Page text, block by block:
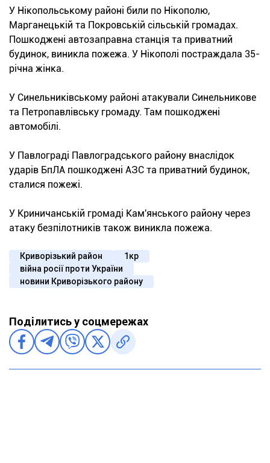
У Нікопольському районі били по Нікополю,
Марганецькій та Покровській сільській громадах.
Пошкоджені автозаправна станція та приватний
будинок, виникла пожежа. У Нікополі постраждала 35-
річна жінка.
У Синельниківському районі атакували Синельникове
та Петропавлівську громаду. Там пошкоджені
автомобілі.
У Павлограді Павлоградського району внаслідок
ударів БпЛА пошкоджені АЗС та приватний будинок,
сталися пожежі.
У Криничанській громаді Кам'янського району через
атаку безпілотників також виникла пожежа.
Криворізький район
1кр
війна росії проти України
новини Криворізького району
Поділитись у соцмережах